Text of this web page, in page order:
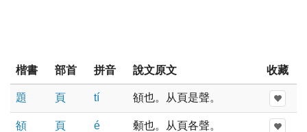
楷書 部首 拼音 說文原文 收藏
題 頁 tí 頟也。从頁是聲。
頟 頁 é 顙也。从頁各聲。